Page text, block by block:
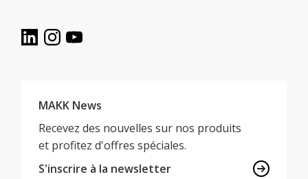
MAKK News
Recevez des nouvelles sur nos produits
et profitez d'offres spéciales.
S'inscrire à la newsletter